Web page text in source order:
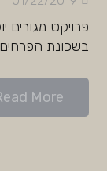
פרויקט מגורים
בשכונת
More